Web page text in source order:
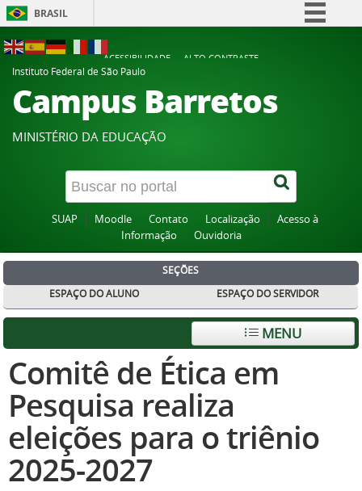
BRASIL
Participe
Acesso à informação
Canais
ACESSIBILIDADE
ALTO CONTRASTE
Instituto Federal de São Paulo
Campus Barretos
MINISTÉRIO DA EDUCAÇÃO
SUAP Moodle Contato Localização
Acesso à
Informação
Ouvidoria
SEÇÕES
ESPAÇO DO ALUNO
ESPAÇO DO SERVIDOR
MENU
Comitê de Ética em
Pesquisa realiza
eleições para o triênio
2025-2027